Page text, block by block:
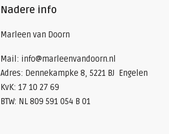
Nadere info
Marleen van Doorn
Mail: info@marleenvandoorn.nl
Adres: Dennekampke 8, 5221 BJ Engelen
KvK: 17 10 27 69
BTW: NL 809 591 054 B 01